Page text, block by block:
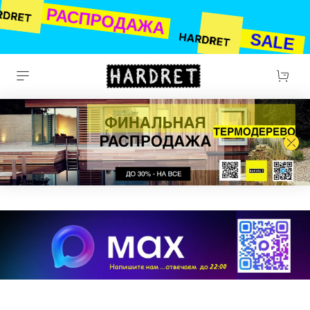
РАСПРОДАЖА
SALE